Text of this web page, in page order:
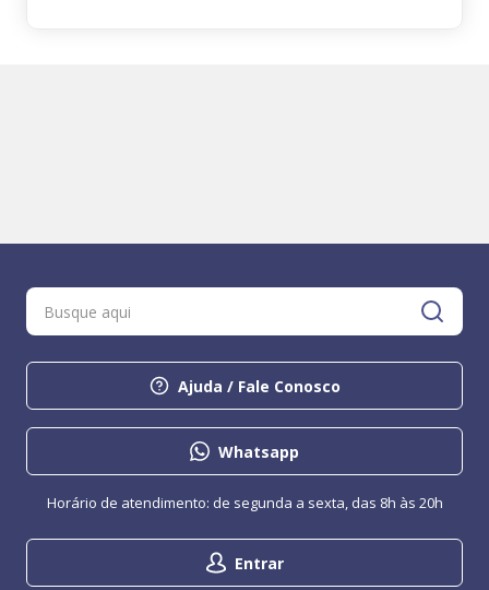
Ajuda / Fale Conosco
Whatsapp
Entrar
Horário de atendimento: de segunda a sexta, das 8h às 20h